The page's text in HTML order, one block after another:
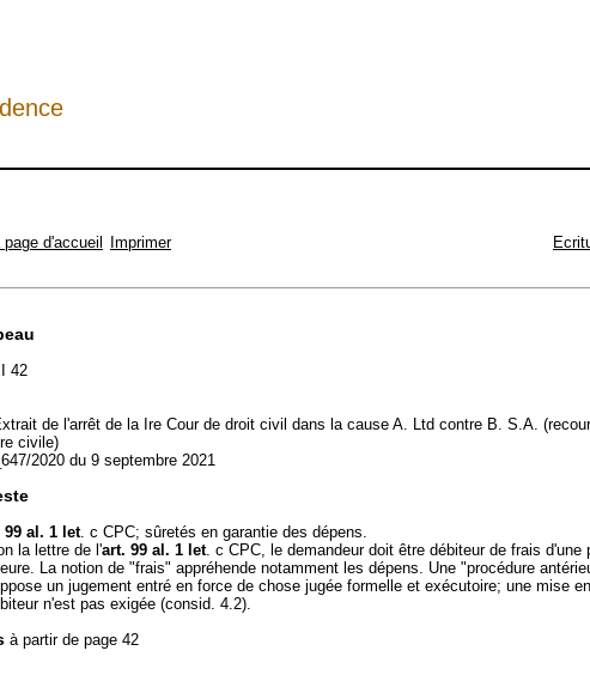
d'accueil Imprimer
42
de l'arrêt de la Ire Cour de droit civil dans la cause A. Ltd contre B. S.A.
civile)
2020 du 9 septembre 2021
99 al. 1 let. c CPC; sûretés en garantie des dépens.
la lettre de l'art. 99 al. 1 let. c CPC, le demandeur doit être débiteur de frais d'une
La notion de "frais" appréhende notamment les dépens. Une "procédure
un jugement entré en force de chose jugée formelle et exécutoire; une mise
n'est pas exigée (consid. 4.2).
à partir de page 42